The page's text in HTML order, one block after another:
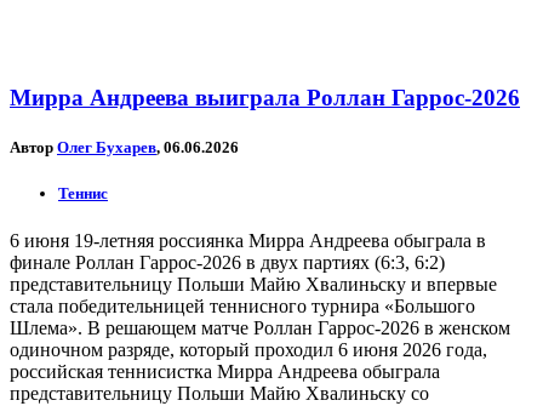
Мирра Андреева выиграла Роллан Гаррос-2026
Автор Олег Бухарев, 06.06.2026
Теннис
6 июня 19-летняя россиянка Мирра Андреева обыграла в
финале Роллан Гаррос-2026 в двух партиях (6:3, 6:2)
представительницу Польши Майю Хвалиньску и впервые
стала победительницей теннисного турнира «Большого
Шлема». В решающем матче Роллан Гаррос-2026 в женском
одиночном разряде, который проходил 6 июня 2026 года,
российская теннисистка Мирра Андреева обыграла
представительницу Польши Майю Хвалиньску со